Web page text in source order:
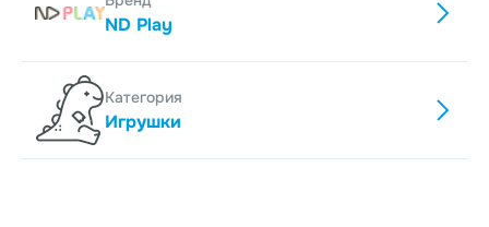
ND Play
Категория
Игрушки